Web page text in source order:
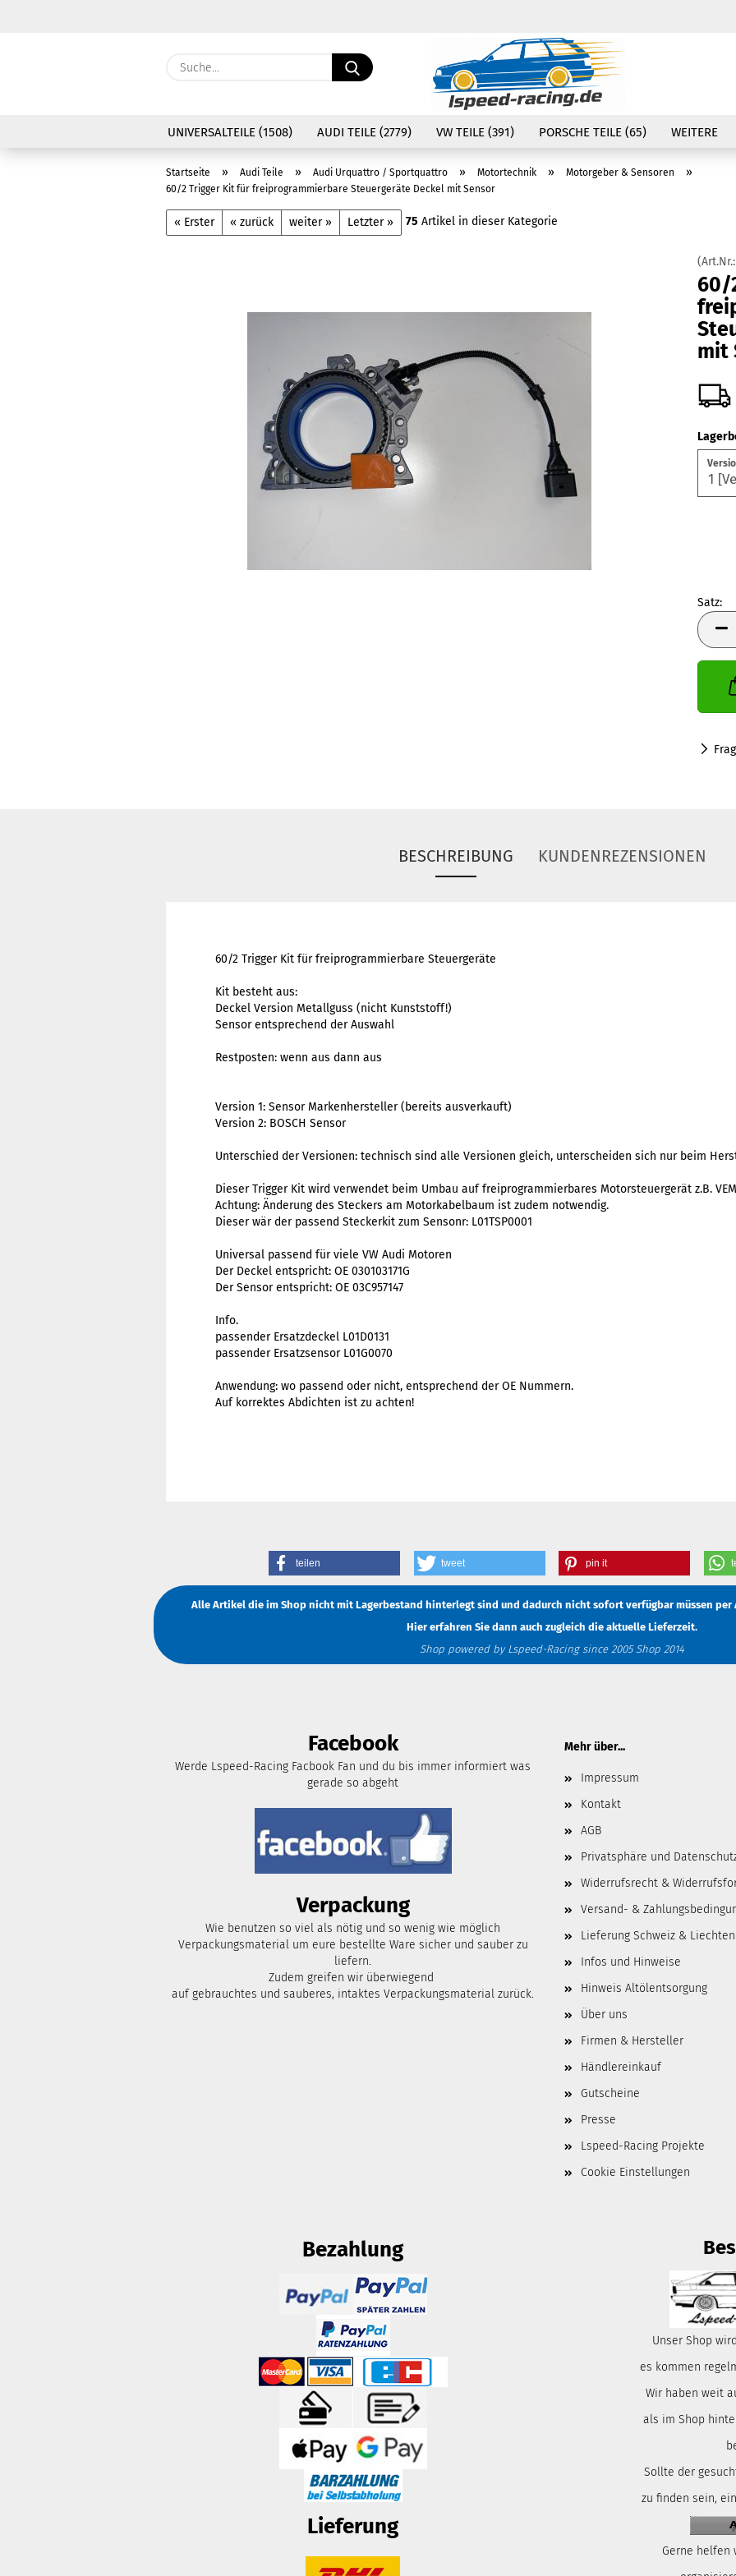
Währung auswählen
Passwort
Suche...
UNIVERSALTEILE (1508) AUDI TEILE (2779) VW TEILE (391) PORSCHE TEILE (65) WEITERE
Startseite » Audi Teile » Audi Urquattro / Sportquattro » Motortechnik » Motorgeber & Sensoren »
60/2 Trigger Kit für freiprogrammierbare Steuergeräte Deckel mit Sensor
« Erster « zurück weiter » Letzter » 75 Artikel in dieser Kategorie
(Art.Nr.:
60/
mit
Satz:
Satz
BESCHREIBUNG KUNDENREZENSIONEN
60/2 Trigger Kit für freiprogrammierbare Steuergeräte
Kit besteht aus:
Deckel Version Metallguss (nicht Kunststoff!)
Sensor entsprechend der Auswahl
Restposten: wenn aus dann aus
Version 1: Sensor Markenhersteller (bereits ausverkauft)
Version 2: BOSCH Sensor
Unterschied der Versionen: technisch sind alle Versionen gleich, unterscheiden sich nur beim
Dieser Trigger Kit wird verwendet beim Umbau auf freiprogrammierbares Motorsteuergerät z.B.
Achtung: Änderung des Steckers am Motorkabelbaum ist zudem notwendig.
Dieser wär der passend Steckerkit zum Sensonr: L01TSP0001
Universal passend für viele VW Audi Motoren
Der Deckel entspricht: OE 030103171G
Der Sensor entspricht: OE 03C957147
Info.
passender Ersatzdeckel L01D0131
passender Ersatzsensor L01G0070
Anwendung: wo passend oder nicht, entsprechend der OE Nummern.
Auf korrektes Abdichten ist zu achten!
teilen tweet pin it
Alle Artikel die im Shop nicht mit Lagerbestand hinterlegt sind und dadurch nicht sofort verfügbar müssen per
Hier erfahren Sie dann auch zugleich die aktuelle Lieferzeit.
Shop powered by Lspeed-Racing since 2005 Shop 2014
Facebook
Werde Lspeed-Racing Facbook Fan und du bis immer informiert was
gerade so abgeht
Verpackung
Wie benutzen so viel als nötig und so wenig wie möglich
Verpackungsmaterial um eure bestellte Ware sicher und sauber zu
liefern.
Zudem greifen wir überwiegend
auf gebrauchtes und sauberes, intaktes Verpackungsmaterial zurück.
Mehr über...
Impressum
Kontakt
AGB
Privatsphäre und
Widerrufsrecht &
Versand- &
Lieferung Schweiz &
Infos und Hinweise
Hinweis Altölentsorgung
Über uns
Firmen & Hersteller
Händlereinkauf
Gutscheine
Presse
Lspeed-Racing Projekte
Cookie Einstellungen
Bezahlung
Lieferung
Unser Shop
es kommen
Wir haben weit
als im Shop
Sollte der
zu finden sein,
Gerne helfen